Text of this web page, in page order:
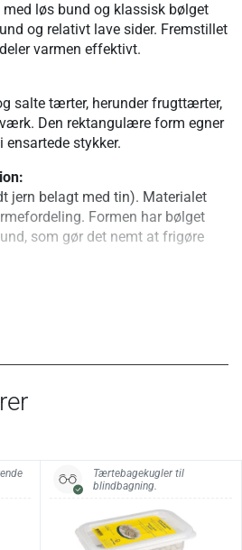
løs bund og klassisk bølget
og relativt lave sider. Fremstillet
varmen effektivt.
salte tærter, herunder frugttærter,
Den rektangulære form egner
stykker.
jern belagt med tin). Materialet
Formen har bølget
som gør det nemt at frigøre
at kanten kan være en
2,7 cm 1,5 l
Tærtebagekugler til
blindbagning.